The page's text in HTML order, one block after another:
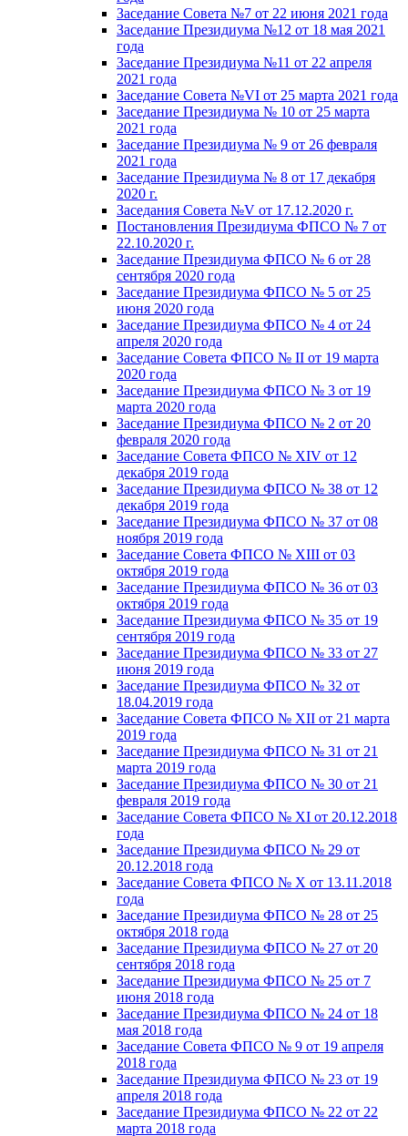
Заседание Совета №7 от 22 июня 2021 года
Заседание Президиума №12 от 18 мая 2021
года
Заседание Президиума №11 от 22 апреля
2021 года
Заседание Совета №VI от 25 марта 2021 года
Заседание Президиума № 10 от 25 марта
2021 года
Заседание Президиума № 9 от 26 февраля
2021 года
Заседание Президиума № 8 от 17 декабря
2020 г.
Заседания Совета №V от 17.12.2020 г.
Постановления Президиума ФПСО № 7 от
22.10.2020 г.
Заседание Президиума ФПСО № 6 от 28
сентября 2020 года
Заседание Президиума ФПСО № 5 от 25
июня 2020 года
Заседание Президиума ФПСО № 4 от 24
апреля 2020 года
Заседание Совета ФПСО № II от 19 марта
2020 года
Заседание Президиума ФПСО № 3 от 19
марта 2020 года
Заседание Президиума ФПСО № 2 от 20
февраля 2020 года
Заседание Совета ФПСО № XIV от 12
декабря 2019 года
Заседание Президиума ФПСО № 38 от 12
декабря 2019 года
Заседание Президиума ФПСО № 37 от 08
ноября 2019 года
Заседание Совета ФПСО № XIII от 03
октября 2019 года
Заседание Президиума ФПСО № 36 от 03
октября 2019 года
Заседание Президиума ФПСО № 35 от 19
сентября 2019 года
Заседание Президиума ФПСО № 33 от 27
июня 2019 года
Заседание Президиума ФПСО № 32 от
18.04.2019 года
Заседание Совета ФПСО № XII от 21 марта
2019 года
Заседание Президиума ФПСО № 31 от 21
марта 2019 года
Заседание Президиума ФПСО № 30 от 21
февраля 2019 года
Заседание Совета ФПСО № XI от 20.12.2018
года
Заседание Президиума ФПСО № 29 от
20.12.2018 года
Заседание Совета ФПСО № X от 13.11.2018
года
Заседание Президиума ФПСО № 28 от 25
октября 2018 года
Заседание Президиума ФПСО № 27 от 20
сентября 2018 года
Заседание Президиума ФПСО № 25 от 7
июня 2018 года
Заседание Президиума ФПСО № 24 от 18
мая 2018 года
Заседание Совета ФПСО № 9 от 19 апреля
2018 года
Заседание Президиума ФПСО № 23 от 19
апреля 2018 года
Заседание Президиума ФПСО № 22 от 22
марта 2018 года